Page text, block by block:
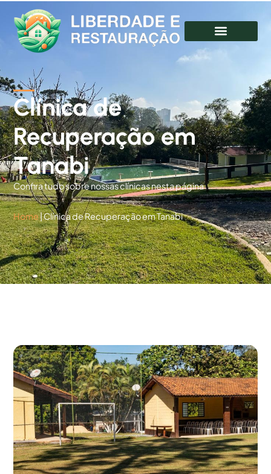
Clínica de
Recuperação em
Tanabi
Confira tudo sobre nossas clínicas nesta página
Home|Clínica de Recuperação em Tanabi